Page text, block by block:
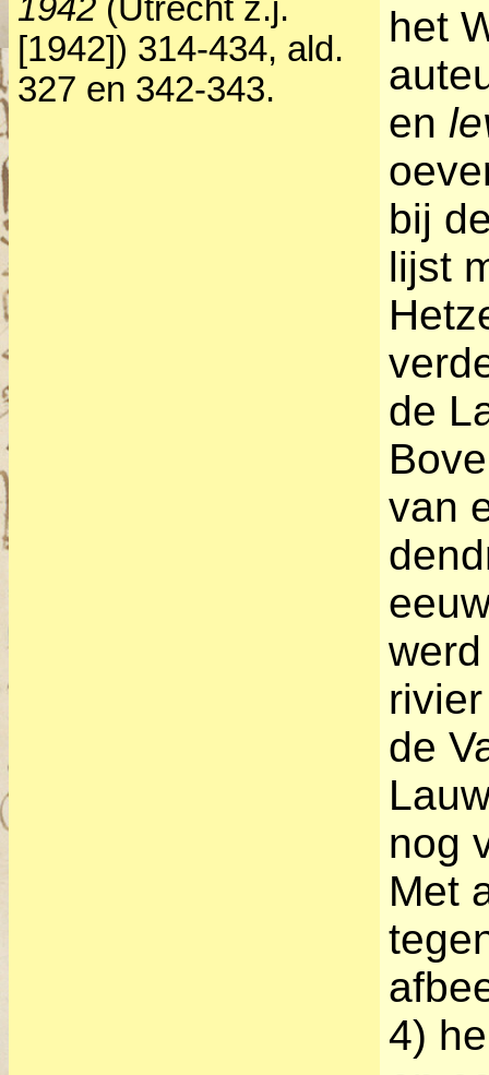
1942 (Utrecht z.j.
[1942]) 314-434, ald.
327 en 342-343.
het
en
bij
lijst
de
van
de
nog
Met
4)